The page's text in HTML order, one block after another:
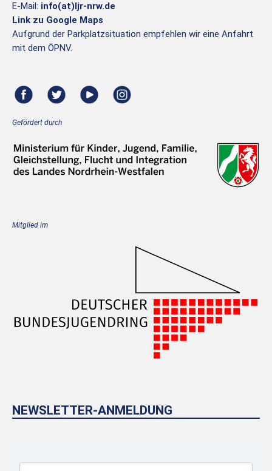
E-Mail: info(at)ljr-nrw.de
Link zu Google Maps
Aufgrund der Parkplatzsituation empfehlen wir eine Anfahrt
mit dem ÖPNV.
Gefördert durch
Mitglied im
NEWSLETTER-ANMELDUNG